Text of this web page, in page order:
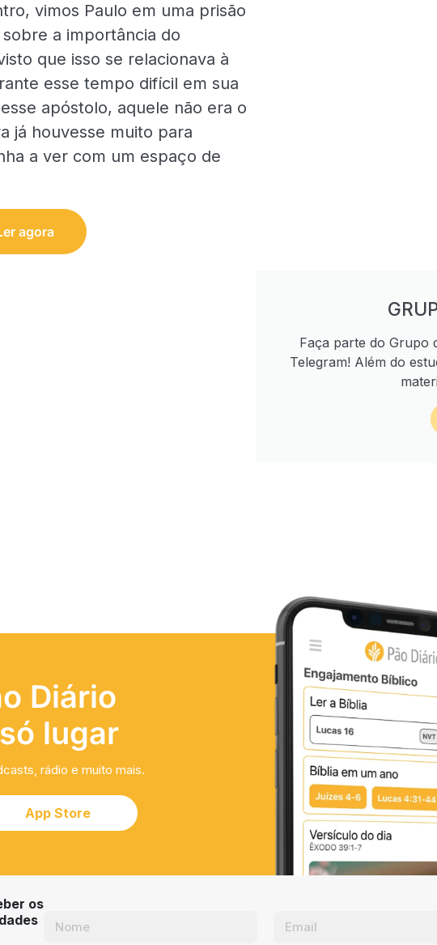
vimos Paulo em uma prisão
a importância do
que isso se relacionava à
esse tempo difícil em sua
apóstolo, aquele não era o
já houvesse muito para
a ver com um espaço de
agora
Faça parte do Grupo
Telegram! Além do
Diário
lugar
rádio e muito mais.
App Store
os